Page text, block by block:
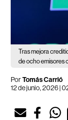
Tras mejora
de ocho emisores
PorTomás Carrió
12 de junio, 2026 |